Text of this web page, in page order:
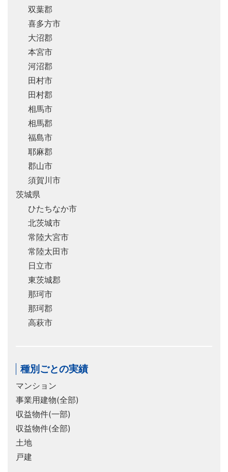
双葉郡
喜多方市
大沼郡
本宮市
河沼郡
田村市
田村郡
相馬市
相馬郡
福島市
耶麻郡
郡山市
須賀川市
茨城県
ひたちなか市
北茨城市
常陸大宮市
常陸太田市
日立市
東茨城郡
那珂市
那珂郡
高萩市
種別ごとの実績
マンション
事業用建物(全部)
収益物件(一部)
収益物件(全部)
土地
戸建